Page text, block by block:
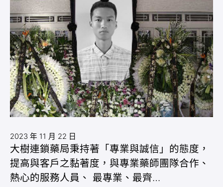
2023 年 11 月 22 日
大樹連鎖藥局秉持著「專業與誠信」的態度，
提高與客戶之黏著度，與專業藥師團隊合作、
熱心的服務人員、 最專業、最齊…